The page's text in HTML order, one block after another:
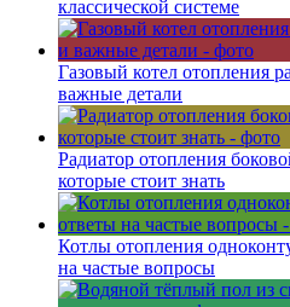
классической системе
Газовый котел отопления
важные детали
Радиатор отопления
которые стоит знать
Котлы отопления
на частые вопросы